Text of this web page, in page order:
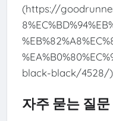
(https://
black-black/4528/)
자주 묻는 질문